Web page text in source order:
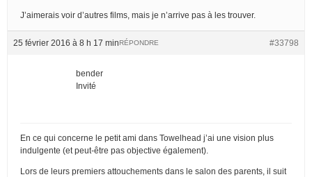
J’aimerais voir d’autres films, mais je n’arrive pas à les trouver.
25 février 2016 à 8 h 17 min #33798
RÉPONDRE
bender
Invité
En ce qui concerne le petit ami dans Towelhead j’ai une vision plus
indulgente (et peut-être pas objective également).
Lors de leurs premiers attouchements dans le salon des parents, il suit